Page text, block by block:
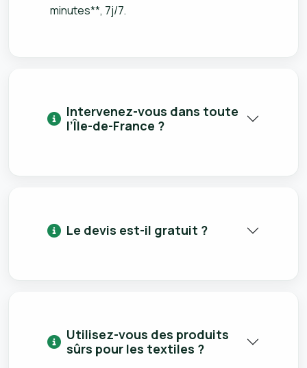
minutes**, 7j/7.
Intervenez-vous dans toute
l’Île-de-France ?
Le devis est-il gratuit ?
Utilisez-vous des produits
sûrs pour les textiles ?